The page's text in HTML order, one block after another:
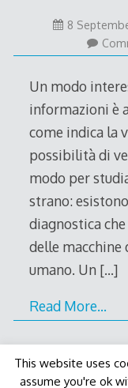
8
Un modo
informazioni è
come indica la
possibilità di
modo per
strano:
diagnostica
delle macchine
umano. Un […]
Read More…
This website uses
assume you're ok